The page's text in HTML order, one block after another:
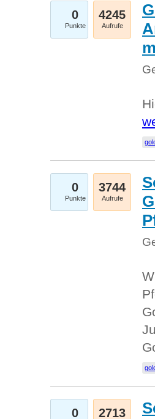
0
Punkte
4245
Aufrufe
0
Punkte
3744
Aufrufe
0 2713